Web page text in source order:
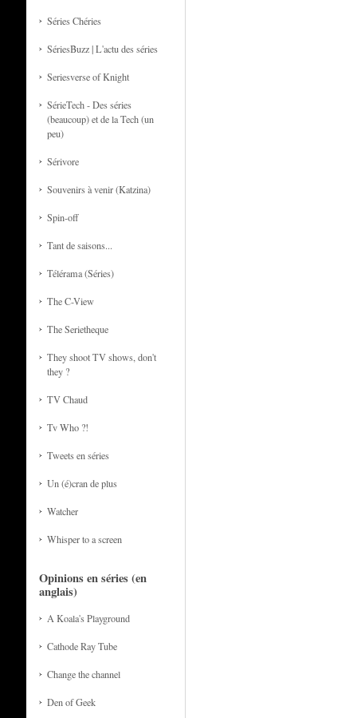
Séries Chéries
SériesBuzz | L'actu des séries
Seriesverse of Knight
SérieTech - Des séries
(beaucoup) et de la Tech (un
peu)
Sérivore
Souvenirs à venir (Katzina)
Spin-off
Tant de saisons...
Télérama (Séries)
The C-View
The Serietheque
They shoot TV shows, don't
they ?
TV Chaud
Tv Who ?!
Tweets en séries
Un (é)cran de plus
Watcher
Whisper to a screen
Opinions en séries (en
anglais)
A Koala's Playground
Cathode Ray Tube
Change the channel
Den of Geek